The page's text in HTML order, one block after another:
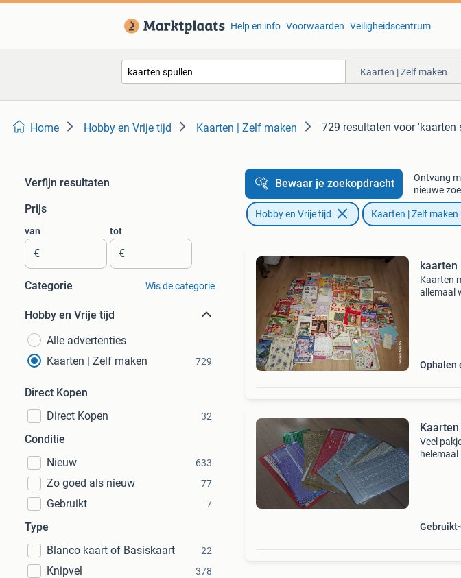
Help en info Voorwaarden Veiligheidscentrum
Kaarten | Zelf maken
Home Hobby en Vrije tijd Kaarten | Zelf maken 729 resultaten voor 'kaarten
Verfijn resultaten
Prijs
van
€
tot
€
Categorie Wis de categorie
Hobby en Vrije tijd
Alle advertenties
Kaarten | Zelf maken
729
Direct Kopen
Direct Kopen
32
Conditie
Nieuw
633
Zo goed als nieuw 77
Gebruikt 7
Type
Blanco kaart of Basiskaart
22
Knipvel 378
Bewaar je zoekopdracht
Ontvang
nieuwe
Hobby en Vrije tijd Kaarten | Zelf maken
kaarten
Kaarten
allemaal
Ophalen
Veel
Gebruikt